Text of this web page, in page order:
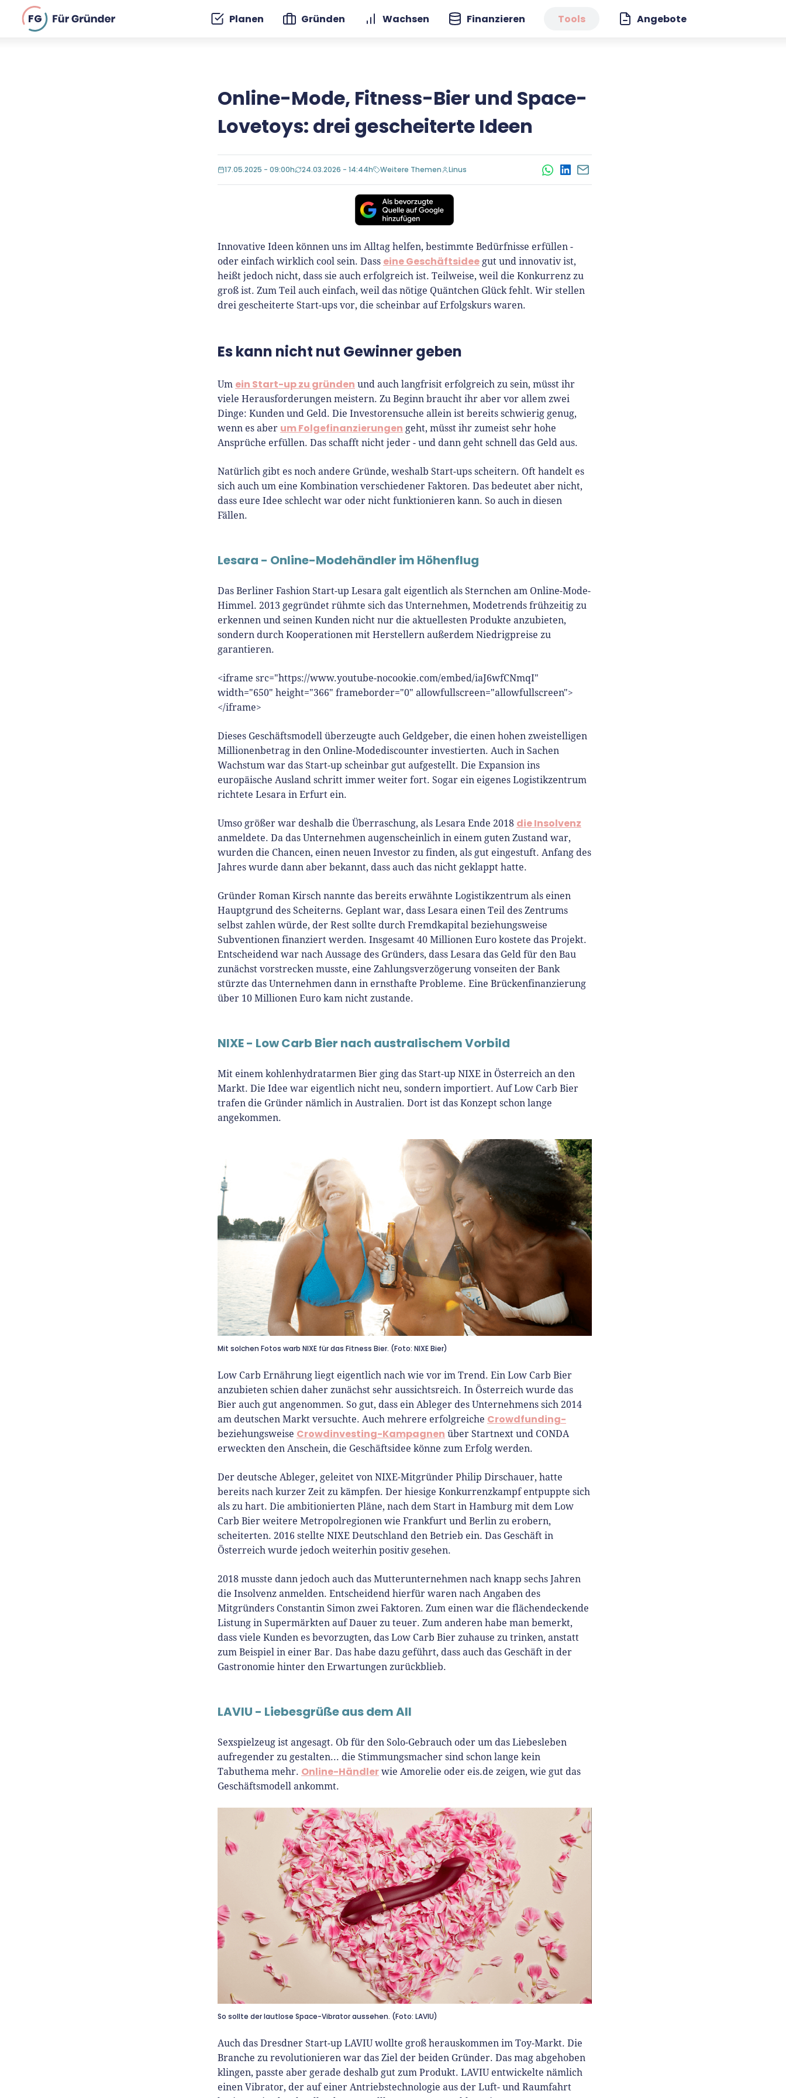
FG Planen Gründen Wachsen Finanzieren Tools Angebote
Online-Mode, Fitness-Bier und Space-
Lovetoys: drei gescheiterte Ideen
17.05.2025 - 09:00h 24.03.2026 - 14:44h Weitere Themen Linus WhatsApp
LinkedIn
E-Mail
Innovative Ideen können uns im Alltag helfen, bestimmte Bedürfnisse erfüllen -
oder einfach wirklich cool sein. Dass eine Geschäftsideegut und innovativ ist,
heißt jedoch nicht, dass sie auch erfolgreich ist. Teilweise, weil die Konkurrenz zu
groß ist. Zum Teil auch einfach, weil das nötige Quäntchen Glück fehlt. Wir stellen
drei gescheiterte Start-ups vor, die scheinbar auf Erfolgskurs waren.
Es kann nicht nut Gewinner geben
Um ein Start-up zu gründen und auch langfrisit erfolgreich zu sein, müsst ihr
viele Herausforderungen meistern. Zu Beginn braucht ihr aber vor allem zwei
Dinge: Kunden und Geld. Die Investorensuche allein ist bereits schwierig genug,
wenn es aber um Folgefinanzierungen geht, müsst ihr zumeist sehr hohe
Ansprüche erfüllen. Das schafft nicht jeder - und dann geht schnell das Geld aus.
Natürlich gibt es noch andere Gründe, weshalb Start-ups scheitern. Oft handelt es
sich auch um eine Kombination verschiedener Faktoren. Das bedeutet aber nicht,
dass eure Idee schlecht war oder nicht funktionieren kann. So auch in diesen
Fällen.
Lesara - Online-Modehändler im Höhenflug
Das Berliner Fashion Start-up Lesara galt eigentlich als Sternchen am Online-Mode-
Himmel. 2013 gegründet rühmte sich das Unternehmen, Modetrends frühzeitig zu
erkennen und seinen Kunden nicht nur die aktuellesten Produkte anzubieten,
sondern durch Kooperationen mit Herstellern außerdem Niedrigpreise zu
garantieren.
<iframe src="https://www.youtube-nocookie.com/embed/iaJ6wfCNmqI"
width="650" height="366" frameborder="0" allowfullscreen="allowfullscreen">
</iframe>
Dieses Geschäftsmodell überzeugte auch Geldgeber, die einen hohen zweistelligen
Millionenbetrag in den Online-Modediscounter investierten. Auch in Sachen
Wachstum war das Start-up scheinbar gut aufgestellt. Die Expansion ins
europäische Ausland schritt immer weiter fort. Sogar ein eigenes Logistikzentrum
richtete Lesara in Erfurt ein.
Umso größer war deshalb die Überraschung, als Lesara Ende 2018 die Insolvenz
anmeldete. Da das Unternehmen augenscheinlich in einem guten Zustand war,
wurden die Chancen, einen neuen Investor zu finden, als gut eingestuft. Anfang des
Jahres wurde dann aber bekannt, dass auch das nicht geklappt hatte.
Gründer Roman Kirsch nannte das bereits erwähnte Logistikzentrum als einen
Hauptgrund des Scheiterns. Geplant war, dass Lesara einen Teil des Zentrums
selbst zahlen würde, der Rest sollte durch Fremdkapital beziehungsweise
Subventionen finanziert werden. Insgesamt 40 Millionen Euro kostete das Projekt.
Entscheidend war nach Aussage des Gründers, dass Lesara das Geld für den Bau
zunächst vorstrecken musste, eine Zahlungsverzögerung vonseiten der Bank
stürzte das Unternehmen dann in ernsthafte Probleme. Eine Brückenfinanzierung
über 10 Millionen Euro kam nicht zustande.
NIXE - Low Carb Bier nach australischem Vorbild
Mit einem kohlenhydratarmen Bier ging das Start-up NIXE in Österreich an den
Markt. Die Idee war eigentlich nicht neu, sondern importiert. Auf Low Carb Bier
trafen die Gründer nämlich in Australien. Dort ist das Konzept schon lange
angekommen.
Mit solchen Fotos warb NIXE für das Fitness Bier. (Foto: NIXE Bier)
Low Carb Ernährung liegt eigentlich nach wie vor im Trend. Ein Low Carb Bier
anzubieten schien daher zunächst sehr aussichtsreich. In Österreich wurde das
Bier auch gut angenommen. So gut, dass ein Ableger des Unternehmens sich 2014
am deutschen Markt versuchte. Auch mehrere erfolgreiche Crowdfunding-
beziehungsweise Crowdinvesting-Kampagnen über Startnext und CONDA
erweckten den Anschein, die Geschäftsidee könne zum Erfolg werden.
Der deutsche Ableger, geleitet von NIXE-Mitgründer Philip Dirschauer, hatte
bereits nach kurzer Zeit zu kämpfen. Der hiesige Konkurrenzkampf entpuppte sich
als zu hart. Die ambitionierten Pläne, nach dem Start in Hamburg mit dem Low
Carb Bier weitere Metropolregionen wie Frankfurt und Berlin zu erobern,
scheiterten. 2016 stellte NIXE Deutschland den Betrieb ein. Das Geschäft in
Österreich wurde jedoch weiterhin positiv gesehen.
2018 musste dann jedoch auch das Mutterunternehmen nach knapp sechs Jahren
die Insolvenz anmelden. Entscheidend hierfür waren nach Angaben des
Mitgründers Constantin Simon zwei Faktoren. Zum einen war die flächendeckende
Listung in Supermärkten auf Dauer zu teuer. Zum anderen habe man bemerkt,
dass viele Kunden es bevorzugten, das Low Carb Bier zuhause zu trinken, anstatt
zum Beispiel in einer Bar. Das habe dazu geführt, dass auch das Geschäft in der
Gastronomie hinter den Erwartungen zurückblieb.
LAVIU - Liebesgrüße aus dem All
Sexspielzeug ist angesagt. Ob für den Solo-Gebrauch oder um das Liebesleben
aufregender zu gestalten... die Stimmungsmacher sind schon lange kein
Tabuthema mehr. Online-Händlerwie Amorelie oder eis.de zeigen, wie gut das
Geschäftsmodell ankommt.
So sollte der lautlose Space-Vibrator aussehen. (Foto: LAVIU)
Auch das Dresdner Start-up LAVIU wollte groß herauskommen im Toy-Markt. Die
Branche zu revolutionieren war das Ziel der beiden Gründer. Das mag abgehoben
klingen, passte aber gerade deshalb gut zum Produkt. LAVIU entwickelte nämlich
einen Vibrator, der auf einer Antriebstechnologie aus der Luft- und Raumfahrt